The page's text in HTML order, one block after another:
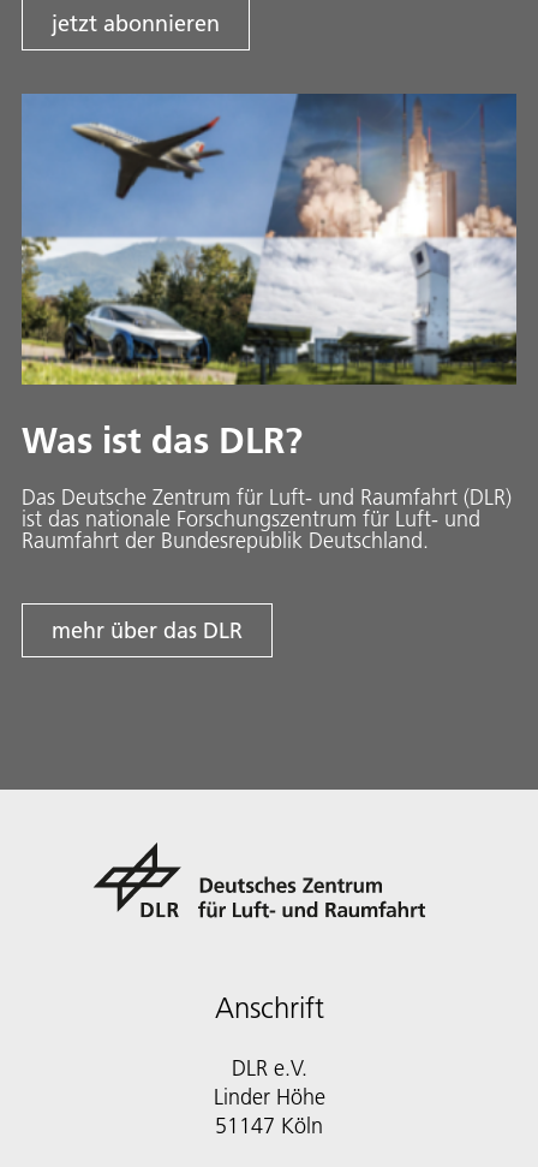
jetzt abonnieren
Was ist das DLR?
Das Deutsche Zentrum für Luft- und Raumfahrt (DLR)
ist das nationale Forschungszentrum für Luft- und
Raumfahrt der Bundesrepublik Deutschland.
mehr über das DLR
Anschrift
DLR e.V.
Linder Höhe
51147 Köln